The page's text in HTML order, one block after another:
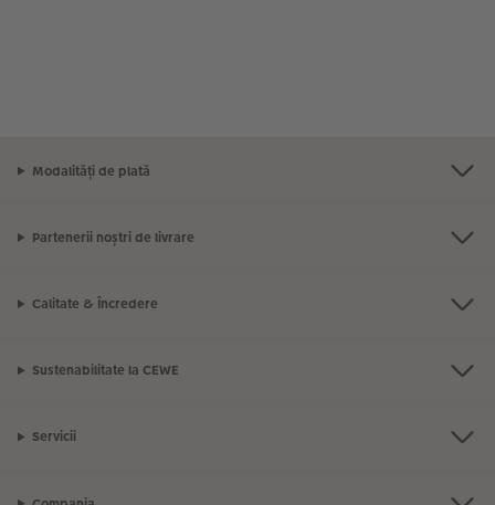
Modalități de plată
Partenerii noștri de livrare
Calitate & Încredere
Sustenabilitate la CEWE
Servicii